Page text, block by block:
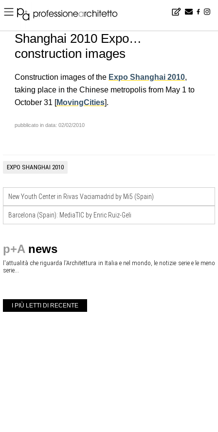
Home ▪ news ▪ en ▪ Shanghai 2010 Expo… construction images
Shanghai 2010 Expo…
construction images
Construction images of the Expo Shanghai 2010,
taking place in the Chinese metropolis from May 1 to
October 31 [MovingCities].
pubblicato in data: 02/02/2010
EXPO SHANGHAI 2010
New Youth Center in Rivas Vaciamadrid by Mi5 (Spain)
Barcelona (Spain): MediaTIC by Enric Ruiz-Geli
p+A news
l'attualità che riguarda l'Architettura in Italia e nel mondo, le notizie serie e le meno
serie...
I PIÙ LETTI DI RECENTE